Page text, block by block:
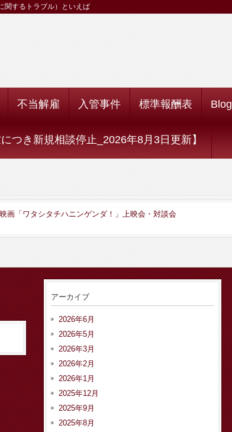
関するトラブル）といえば
不当解雇 入管事件 標準報酬表 Blog
つき新規相談停止_2026年8月3日更新】
画「ワタシタチハニンゲンダ！」上映会・対談会
アーカイブ
2026年6月
2026年5月
2026年3月
2026年2月
2026年1月
2025年12月
2025年9月
2025年8月